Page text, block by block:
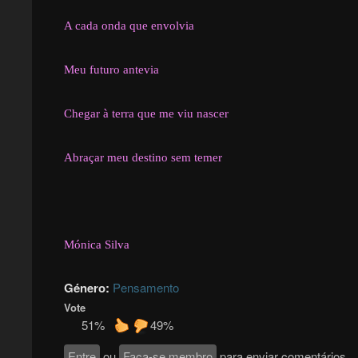
A cada onda que envolvia
Meu futuro antevia
Chegar à terra que me viu nascer
Abraçar meu destino sem temer
Mónica Silva
Género: Pensamento
Vote
51%
49%